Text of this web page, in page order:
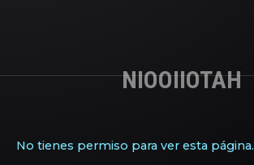
NIOOIIOTAH
No tienes permiso para ver esta página.